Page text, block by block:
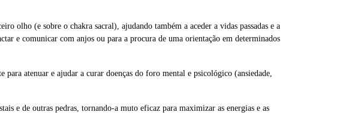
olho (e sobre o chakra sacral), ajudando também a aceder a vidas passadas e a
e comunicar com anjos ou para a procura de uma orientação em determinados
atenuar e ajudar a curar doenças do foro mental e psicológico (ansiedade,
e de outras pedras, tornando-a muto eficaz para maximizar as energias e as